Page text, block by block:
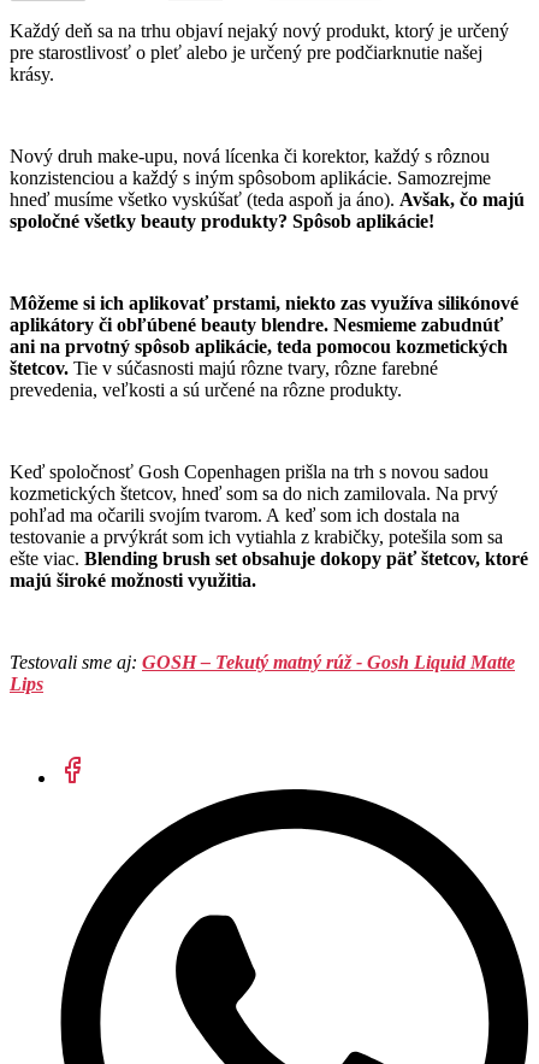
Každý deň sa na trhu objaví nejaký nový produkt, ktorý je určený
pre starostlivosť o pleť alebo je určený pre podčiarknutie našej
krásy.
Nový druh make-upu, nová lícenka či korektor, každý s rôznou
konzistenciou a každý s iným spôsobom aplikácie. Samozrejme
hneď musíme všetko vyskúšať (teda aspoň ja áno). Avšak, čo majú
spoločné všetky beauty produkty? Spôsob aplikácie!
Môžeme si ich aplikovať prstami, niekto zas využíva silikónové
aplikátory či obľúbené beauty blendre. Nesmieme zabudnúť
ani na prvotný spôsob aplikácie, teda pomocou kozmetických
štetcov. Tie v súčasnosti majú rôzne tvary, rôzne farebné
prevedenia, veľkosti a sú určené na rôzne produkty.
Keď spoločnosť Gosh Copenhagen prišla na trh s novou sadou
kozmetických štetcov, hneď som sa do nich zamilovala. Na prvý
pohľad ma očarili svojím tvarom. A keď som ich dostala na
testovanie a prvýkrát som ich vytiahla z krabičky, potešila som sa
ešte viac. Blending brush set obsahuje dokopy päť štetcov, ktoré
majú široké možnosti využitia.
Testovali sme aj: GOSH – Tekutý matný rúž - Gosh Liquid Matte
Lips